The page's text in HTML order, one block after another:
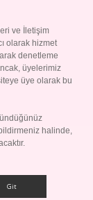
ve İletişim
olarak hizmet
denetleme
üyelerimiz
üye olarak bu
halinde,